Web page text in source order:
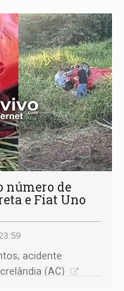
número de
e Fiat Uno
acidente
(AC)